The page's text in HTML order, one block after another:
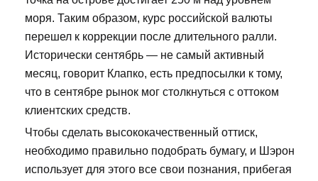
моря. Таким образом, курс российской валюты
перешел к коррекции после длительного ралли.
Исторически сентябрь — не самый активный
месяц, говорит Клапко, есть предпосылки к тому,
что в сентябре рынок мог столкнуться с оттоком
клиентских средств.
Чтобы сделать высококачественный оттиск,
необходимо правильно подобрать бумагу, и Шэрон
использует для этого все свои познания, прибегая